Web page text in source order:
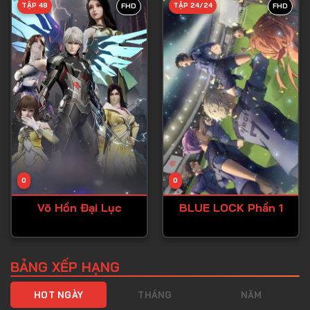
Tập 40
Tập 41
Tập 42
Tập 43
Tập 44
Tập 45
Tập 46
Tập 47
Tập 49
FHD
0
TẬP 48
Võ Hồn Đại Lục
FHD
0
TẬP 24/24
BLUE LOCK Phần 1
BẢNG XẾP HẠNG
HOT NGÀY THÁNG NĂM